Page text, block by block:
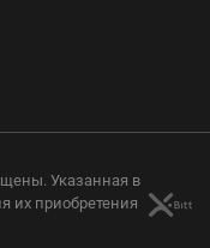
Указанная в
их приобретения